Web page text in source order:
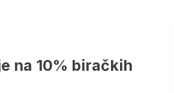
na 10% biračkih